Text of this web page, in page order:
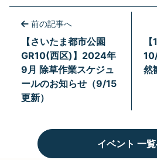
前の記事へ
【さいたま都市公園
GR10(西区)】2024年
9月 除草作業スケジュ
ールのお知らせ（9/15
更新）
然
イベント 一